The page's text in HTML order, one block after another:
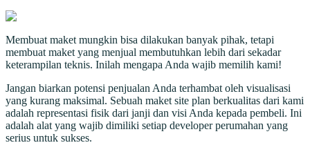
Membuat maket mungkin bisa dilakukan banyak pihak, tetapi
membuat maket yang menjual membutuhkan lebih dari sekadar
keterampilan teknis. Inilah mengapa Anda wajib memilih kami!
Jangan biarkan potensi penjualan Anda terhambat oleh visualisasi
yang kurang maksimal. Sebuah maket site plan berkualitas dari kami
adalah representasi fisik dari janji dan visi Anda kepada pembeli. Ini
adalah alat yang wajib dimiliki setiap developer perumahan yang
serius untuk sukses.